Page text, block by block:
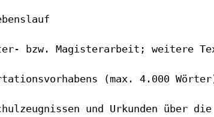
bzw. Magisterarbeit; weitere
(max. 4.000
und Urkunden über die